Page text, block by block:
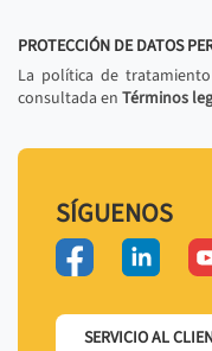
PROTECCIÓN DE DATOS
La política de
consultada en Términos
SÍGUENOS
SERVICIO AL